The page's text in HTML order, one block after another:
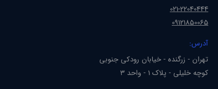
021-22040444
09121850065
آدرس:
تهران - زرگنده - خیابان رودکی جنوبی
کوچه خلیلی - پلاک 1 - واحد 3